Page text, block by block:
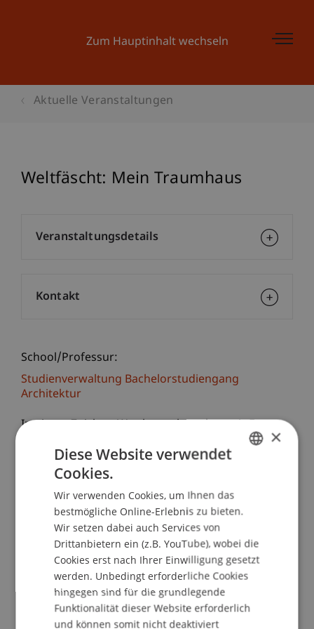
Zum Hauptinhalt wechseln
Aktuelle Veranstaltungen
Weltfäscht: Mein Traumhaus
School/Professur:
Studienverwaltung Bachelorstudiengang
Architektur
In einem Zeichen-Wettbewerb suchen wir Euer
Traumhaus, gefragt sind vor allem kreative
Lösungen und neue Wohnformen. Zusätzlich
bauen wir gemeinsam ein 1zu1 Modell eines
Maasai-Gebäudes und stellen uns dabei folgende
Fragen: Wieviel Platz brauchen wir zum Wohnen?
Welche Räume sind notwendig, und welche
können kombiniert werden?
Hintergrund: Architektur-Studierende der Ardhi
University und der Universität Liechtenstein
haben in zwei Workshops zusammen mit den
Veranstaltungsdetails
Kontakt
×
Diese Website verwendet
Cookies.
Wir verwenden Cookies, um Ihnen das
bestmögliche Online-Erlebnis zu bieten.
Wir setzen dabei auch Services von
Drittanbietern ein (z.B. YouTube), wobei die
Cookies erst nach Ihrer Einwilligung gesetzt
werden. Unbedingt erforderliche Cookies
hingegen sind für die grundlegende
Funktionalität dieser Website erforderlich
und können somit nicht deaktiviert